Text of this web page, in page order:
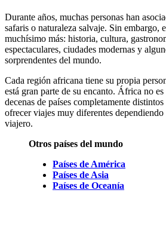
Durante años, muchas personas han
safaris o naturaleza salvaje. Sin embargo,
muchísimo más: historia, cultura,
espectaculares, ciudades modernas y
sorprendentes del mundo.
Cada región africana tiene su propia
está gran parte de su encanto. África no
decenas de países completamente
ofrecer viajes muy diferentes dependiendo
viajero.
Otros países del mundo
Países de América
Países de Asia
Países de Oceanía